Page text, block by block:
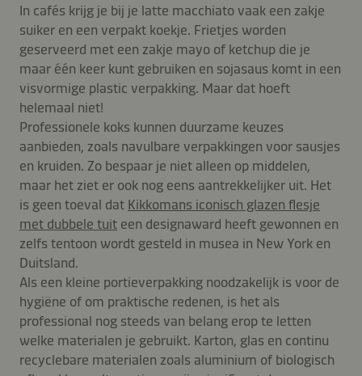
In cafés krijg je bij je latte macchiato vaak een zakje
suiker en een verpakt koekje. Frietjes worden
geserveerd met een zakje mayo of ketchup die je
maar één keer kunt gebruiken en sojasaus komt in een
visvormige plastic verpakking. Maar dat hoeft
helemaal niet!
Professionele koks kunnen duurzame keuzes
aanbieden, zoals navulbare verpakkingen voor sausjes
en kruiden. Zo bespaar je niet alleen op middelen,
maar het ziet er ook nog eens aantrekkelijker uit. Het
is geen toeval dat Kikkomans iconisch glazen flesje
met dubbele tuit een designaward heeft gewonnen en
zelfs tentoon wordt gesteld in musea in New York en
Duitsland.
Als een kleine portieverpakking noodzakelijk is voor de
hygiëne of om praktische redenen, is het als
professional nog steeds van belang erop te letten
welke materialen je gebruikt. Karton, glas en continu
recyclebare materialen zoals aluminium of biologisch